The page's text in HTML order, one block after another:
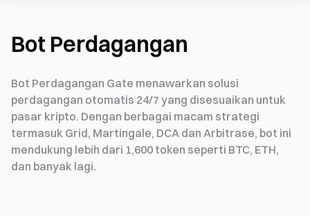
Bot Perdagangan
Bot Perdagangan Gate menawarkan solusi
perdagangan otomatis 24/7 yang disesuaikan untuk
pasar kripto. Dengan berbagai macam strategi
termasuk Grid, Martingale, DCA dan Arbitrase, bot ini
mendukung lebih dari 1,600 token seperti BTC, ETH,
dan banyak lagi.